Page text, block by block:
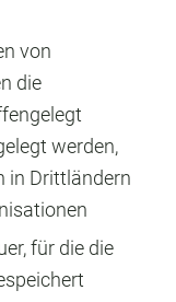
von
die
werden,
in Drittländern
für die die